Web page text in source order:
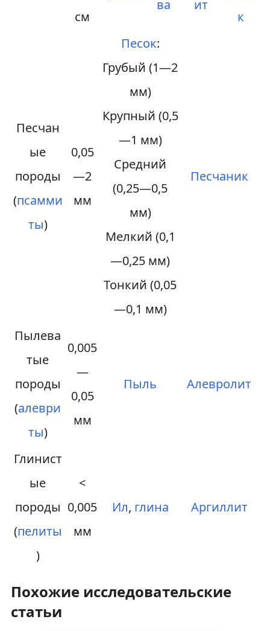
см
ва
ит
к
Песчан
ые
породы
(псамми
ты)
0,05
—2
мм
Песок:
Грубый (1—2
мм)
Крупный (0,5
—1 мм)
Средний
(0,25—0,5
мм)
Мелкий (0,1
—0,25 мм)
Тонкий (0,05
—0,1 мм)
Песчаник
Пылева
тые
породы
(алеври
ты)
0,005
—
0,05
мм
Пыль Алевролит
Глинист
ые
породы
(пелиты
)
<
0,005
мм
Ил, глина Аргиллит
Похожие исследовательские
статьи